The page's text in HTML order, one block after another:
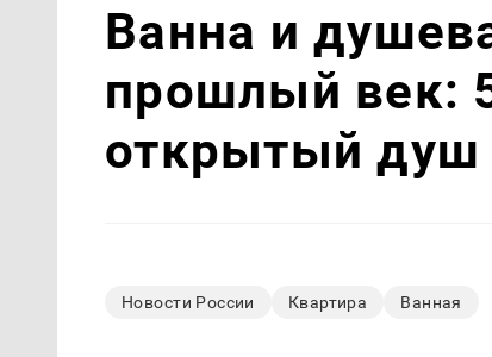
Ванна и
прошлый век:
открытый душ
Новости России Квартира Ванная